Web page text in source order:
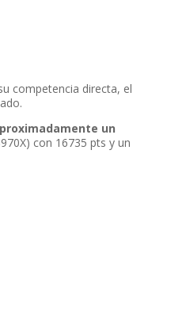
competencia directa, el
un
con 16735 pts y un